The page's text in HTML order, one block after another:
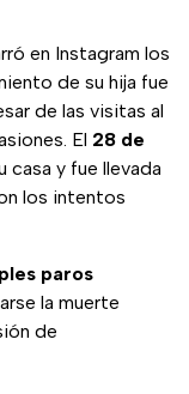
en Instagram los
de su hija fue
de las visitas al
El 28 de
casa y fue llevada
los intentos
paros
la muerte
de